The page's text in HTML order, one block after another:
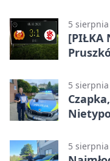
5
[PIŁKA
5
5